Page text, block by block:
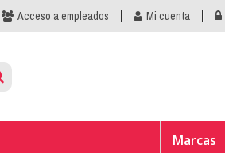
Acceso a empleados Mi cuenta
Marcas